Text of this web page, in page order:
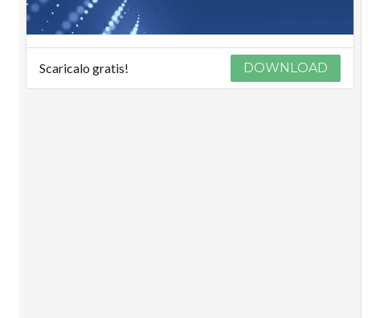
Scaricalo gratis! DOWNLOAD